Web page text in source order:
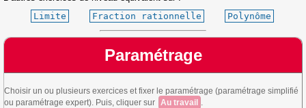
Limite
Fraction rationnelle Polynôme
Paramétrage
Choisir un ou plusieurs exercices et fixer le paramétrage (paramétrage simplifié
ou paramétrage expert). Puis, cliquer sur
Au travail